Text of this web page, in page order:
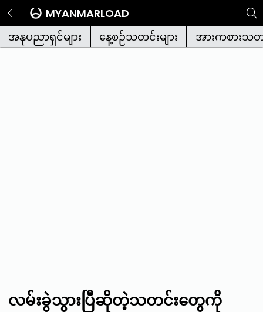
MYANMARLOAD
အနုပညာရှင်များ
နေ့စဉ်သတင်းများ အားကစားသတ
လမ်းခွဲသွားပြီဆိုတဲ့သတင်းတွေကို